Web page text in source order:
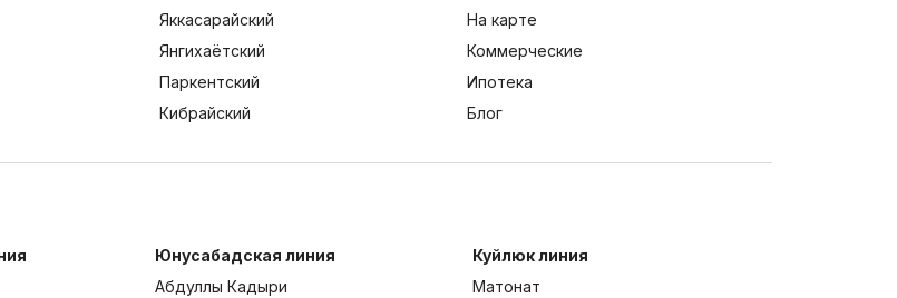
Яккасарайский
Янгихаётский
Паркентский
Кибрайский
На карте
Коммерческие
Ипотека
Блог
Юнусабадская линия
Абдуллы Кадыри
Куйлюк линия
Матонат